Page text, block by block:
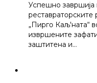
Успешно завршија
„Пирго Каљ'ната“
извршените
заштитена и…